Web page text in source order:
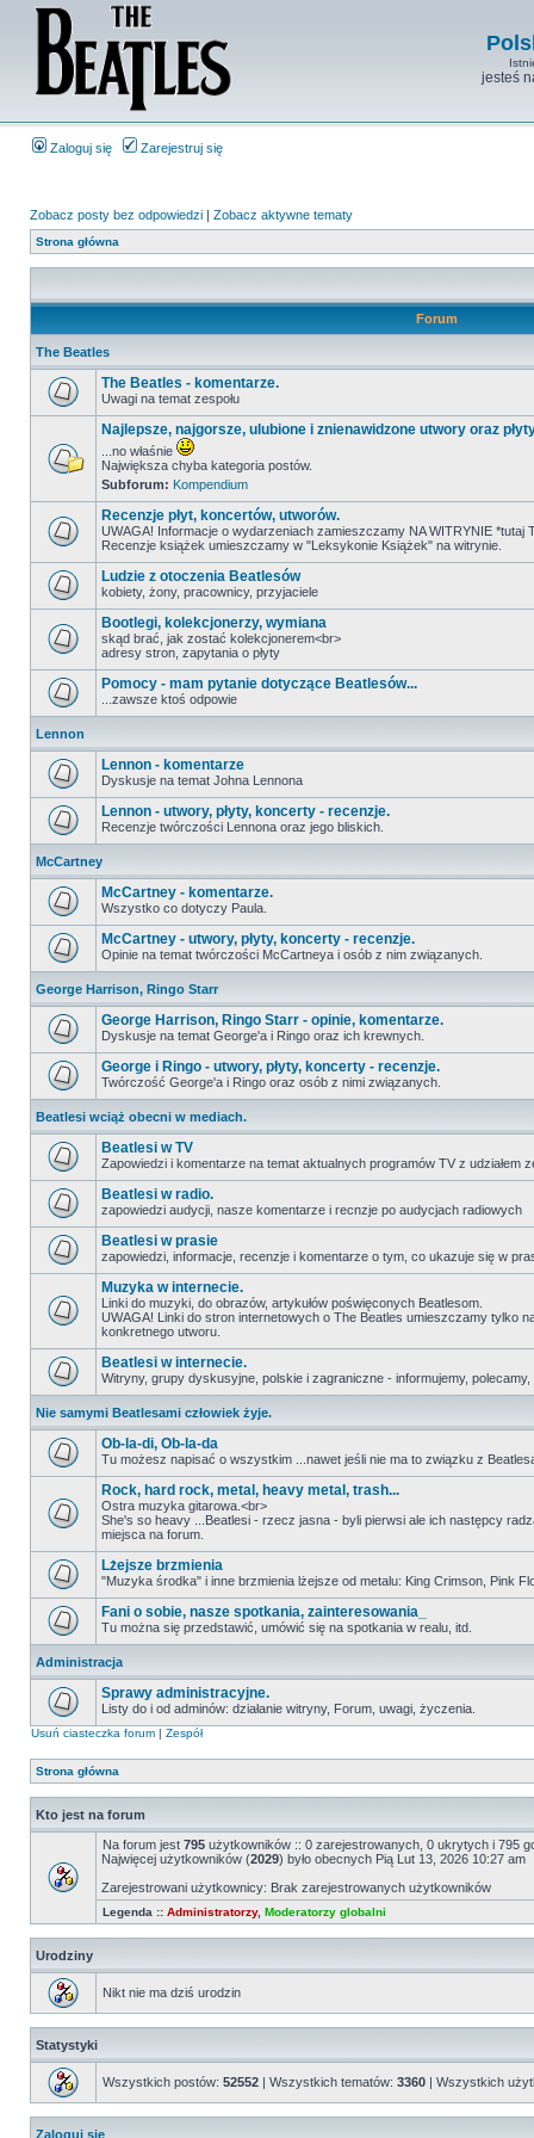
jesteś
Zaloguj się Zarejestruj się
Zobacz posty bez odpowiedzi | Zobacz aktywne tematy
Strona główna
Forum
The Beatles
The Beatles - komentarze.
Uwagi na temat zespołu
Najlepsze, najgorsze, ulubione i znienawidzone utwory oraz
...no właśnie
Największa chyba kategoria postów.
Subforum: Kompendium
Recenzje płyt, koncertów, utworów.
UWAGA! Informacje o wydarzeniach zamieszczamy NA WITRYNIE *tutaj
Recenzje książek umieszczamy w "Leksykonie Książek" na witrynie.
Ludzie z otoczenia Beatlesów
kobiety, żony, pracownicy, przyjaciele
Bootlegi, kolekcjonerzy, wymiana
skąd brać, jak zostać kolekcjonerem<br>
adresy stron, zapytania o płyty
Pomocy - mam pytanie dotyczące Beatlesów...
...zawsze ktoś odpowie
Lennon
Lennon - komentarze
Dyskusje na temat Johna Lennona
Lennon - utwory, płyty, koncerty - recenzje.
Recenzje twórczości Lennona oraz jego bliskich.
McCartney
McCartney - komentarze.
Wszystko co dotyczy Paula.
McCartney - utwory, płyty, koncerty - recenzje.
Opinie na temat twórczości McCartneya i osób z nim związanych.
George Harrison, Ringo Starr
George Harrison, Ringo Starr - opinie, komentarze.
Dyskusje na temat George'a i Ringo oraz ich krewnych.
George i Ringo - utwory, płyty, koncerty - recenzje.
Twórczość George'a i Ringo oraz osób z nimi związanych.
Beatlesi wciąż obecni w mediach.
Beatlesi w TV
Zapowiedzi i komentarze na temat aktualnych programów TV z udziałem
Beatlesi w radio.
zapowiedzi audycji, nasze komentarze i recnzje po audycjach radiowych
Beatlesi w prasie
zapowiedzi, informacje, recenzje i komentarze o tym, co ukazuje się w
Muzyka w internecie.
Linki do muzyki, do obrazów, artykułów poświęconych Beatlesom.
UWAGA! Linki do stron internetowych o The Beatles umieszczamy tylko
konkretnego utworu.
Beatlesi w internecie.
Witryny, grupy dyskusyjne, polskie i zagraniczne - informujemy, polecamy,
Nie samymi Beatlesami człowiek żyje.
Ob-la-di, Ob-la-da
Tu możesz napisać o wszystkim ...nawet jeśli nie ma to związku z
Rock, hard rock, metal, heavy metal, trash...
Ostra muzyka gitarowa.<br>
She's so heavy ...Beatlesi - rzecz jasna - byli pierwsi ale ich następcy
miejsca na forum.
Lżejsze brzmienia
"Muzyka środka" i inne brzmienia lżejsze od metalu: King Crimson, Pink
Fani o sobie, nasze spotkania, zainteresowania_
Tu można się przedstawić, umówić się na spotkania w realu, itd.
Administracja
Sprawy administracyjne.
Listy do i od adminów: działanie witryny, Forum, uwagi, życzenia.
Usuń ciasteczka forum | Zespół
Strona główna
Kto jest na forum
Na forum jest 795 użytkowników :: 0 zarejestrowanych, 0 ukrytych i 795
Najwięcej użytkowników (2029) było obecnych Pią Lut 13, 2026 10:27 am
Zarejestrowani użytkownicy: Brak zarejestrowanych użytkowników
Legenda :: Administratorzy, Moderatorzy globalni
Urodziny
Nikt nie ma dziś urodzin
Statystyki
Wszystkich postów: 52552 | Wszystkich tematów: 3360 | Wszystkich
Zaloguj się